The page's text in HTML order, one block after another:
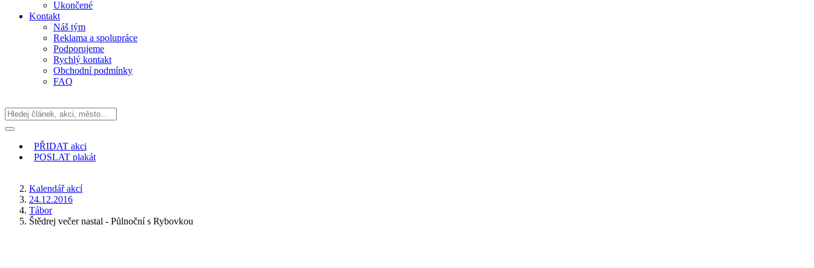
Ukončené
Kontakt
Náš tým
Reklama a spolupráce
Podporujeme
Rychlý kontakt
Obchodní podmínky
FAQ
PŘIDAT akci
POSLAT plakát
Kalendář akcí
24.12.2016
Tábor
Štědrej večer nastal - Půlnoční s Rybovkou